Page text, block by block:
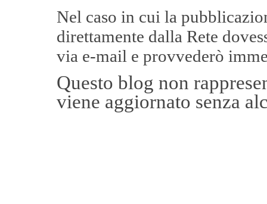
Nel caso in cui la
direttamente dalla Rete
via e-mail e provvederò
Questo blog non
viene aggiornato senza